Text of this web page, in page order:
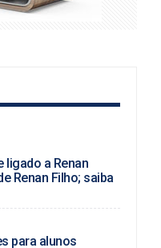
ligado a Renan
Renan Filho; saiba
para alunos